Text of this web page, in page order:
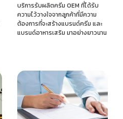
บริการรับผลิตครีม OEM ที่ได้รับ
ความไว้วางใจจากลูกค้าที่มีความ
ต้องการที่จะสร้างแบรนด์ครีม และ
แบรนด์อาหารเสริม มาอย่างยาวนาน